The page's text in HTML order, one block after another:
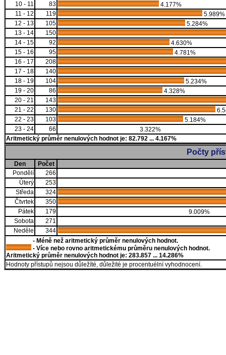
10 - 11
83
4.177%
11 - 12
119
5.989%
12 - 13
105
5.284%
13 - 14
150
14 - 15
92
4.630%
15 - 16
95
4.781%
16 - 17
208
17 - 18
140
18 - 19
104
5.234%
19 - 20
86
4.328%
20 - 21
143
21 - 22
130
22 - 23
103
5.184%
23 - 24
66
3.322%
Aritmetický průměr nenulových hodnot je: 82.792 ... 4.167%
Počty
Den
Počet
Pondělí
266
Úterý
253
Středa
324
Čtvrtek
350
Pátek
179
9.009%
Sobota
271
Neděle
344
- Méně než aritmetický průměr nenulových hodnot.
- Více nebo rovno aritmetickému průměru nenulových hodnot.
Aritmetický průměr nenulových hodnot je: 283.857 ... 14.286%
Hodnoty přístupů nejsou důležíté, důležité je procentuélní vyhodnocení.